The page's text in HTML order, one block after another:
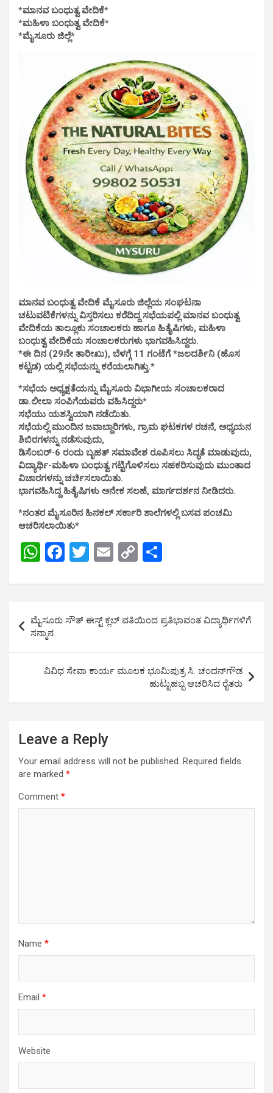
*ಮಾನವ ಬಂಧುತ್ವ ವೇದಿಕೆ*
*ಮಹಿಳಾ ಬಂಧುತ್ವ ವೇದಿಕೆ*
*ಮೈಸೂರು ಜಿಲ್ಲೆ*
ಮಾನವ ಬಂಧುತ್ವ ವೇದಿಕೆ ಮೈಸೂರು ಜಿಲ್ಲೆಯ ಸಂಘಟನಾ
ಚಟುವಟಿಕೆಗಳನ್ನು ವಿಸ್ತರಿಸಲು ಕರೆದಿದ್ದ ಸಭೆಯಪಲ್ಲಿ ಮಾನವ ಬಂಧುತ್ವ
ವೇದಿಕೆಯ ತಾಲ್ಲೂಕು ಸಂಚಾಲಕರು ಹಾಗೂ ಹಿತೈಷಿಗಳು, ಮಹಿಳಾ
ಬಂಧುತ್ವ ವೇದಿಕೆಯ ಸಂಚಾಲಕರುಗಳು ಭಾಗವಹಿಸಿದ್ದರು.
*ಈ ದಿನ (29ನೇ ತಾರೀಖು), ಬೆಳಗ್ಗೆ 11 ಗಂಟೆಗೆ *ಜಲದರ್ಶಿನಿ (ಹೊಸ
ಕಟ್ಟಡ) ಯಲ್ಲಿ ಸಭೆಯನ್ನು ಕರೆಯಲಾಗಿತ್ತು.*
*ಸಭೆಯ ಅಧ್ಯಕ್ಷತೆಯನ್ನು ಮೈಸೂರು ವಿಭಾಗೀಯ ಸಂಚಾಲಕರಾದ
ಡಾ.ಲೀಲಾ ಸಂಪಿಗೆಯವರು ವಹಿಸಿದ್ದರು*
ಸಭೆಯು ಯಶಸ್ವಿಯಾಗಿ ನಡೆಯಿತು.
ಸಭೆಯಲ್ಲಿ ಮುಂದಿನ ಜವಾಬ್ದಾರಿಗಳು, ಗ್ರಾಮ ಘಟಕಗಳ ರಚನೆ, ಅಧ್ಯಯನ
ಶಿಬಿರಗಳನ್ನು ನಡೆಸುವುದು,
ಡಿಸೆಂಬರ್-6 ರಂದು ಬೃಹತ್ ಸಮಾವೇಶ ರೂಪಿಸಲು ಸಿದ್ಧತೆ ಮಾಡುವುದು,
ವಿದ್ಯಾರ್ಥಿ-ಮಹಿಳಾ ಬಂಧುತ್ವ ಗಟ್ಟಿಗೊಳಿಸಲು ಸಹಕರಿಸುವುದು ಮುಂತಾದ
ವಿಚಾರಗಳನ್ನು ಚರ್ಚಿಸಲಾಯಿತು.
ಭಾಗವಹಿಸಿದ್ದ ಹಿತೈಷಿಗಳು ಅನೇಕ ಸಲಹೆ, ಮಾರ್ಗದರ್ಶನ ನೀಡಿದರು.
*ನಂತರ ಮೈಸೂರಿನ ಹಿನಕಲ್ ಸರ್ಕಾರಿ ಶಾಲೆಗಳಲ್ಲಿ ಬಸವ ಪಂಚಮಿ
ಆಚರಿಸಲಾಯಿತು*
W
at
s
A
p
p
F
ce
b
o
o
k
T
tt
er
E
ail
C
py
Li
n
k
ar
e
navigation
ಮೈಸೂರು ಸೌತ್ ಈಸ್ಟ್ ಕ್ಲಬ್ ವತಿಯಿಂದ ಪ್ರತಿಭಾವಂತ ವಿದ್ಯಾರ್ಥಿಗಳಿಗೆ
ಸನ್ಮಾನ
ವಿವಿಧ ಸೇವಾ ಕಾರ್ಯ ಮೂಲಕ ಭೂಮಿಪುತ್ರ ಸಿ. ಚಂದನ್‌ಗೌಡ
ಹುಟ್ಟುಹಬ್ಬ ಆಚರಿಸಿದ ರೈತರು
Leave a Reply
Your email address will not be published. Required fields
are marked *
Comment *
Name *
Email *
Website